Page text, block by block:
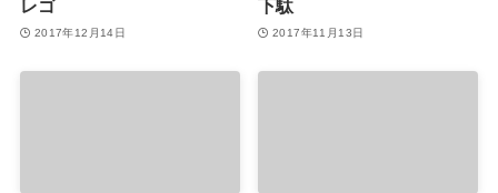
レゴ
2017年12月14日
下駄
2017年11月13日